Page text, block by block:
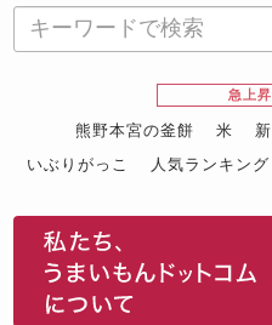
急上
熊野本宮の釜餅 米
いぶりがっこ
人気ランキング